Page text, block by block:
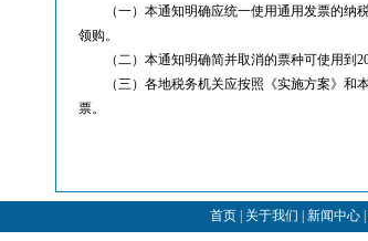
（一）本通知明确应统一使用通用发票的纳税
领购。
（二）本通知明确简并取消的票种可使用到
（三）各地税务机关应按照《实施方案》和本
票。
首页 关于我们 新闻中心